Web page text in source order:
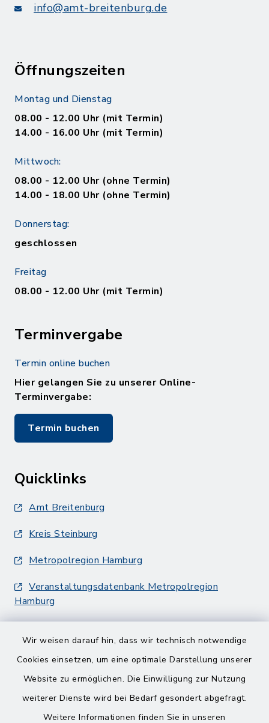
Wir weisen darauf hin, dass wir technisch notwendige
Cookies einsetzen, um eine optimale Darstellung unserer
Website zu ermöglichen. Die Einwilligung zur Nutzung
weiterer Dienste wird bei Bedarf gesondert abgefragt.
Weitere Informationen finden Sie in unseren
info@amt-breitenburg.de
Öffnungszeiten
Montag und Dienstag
08.00 - 12.00 Uhr (mit Termin)
14.00 - 16.00 Uhr (mit Termin)
Mittwoch:
08.00 - 12.00 Uhr (ohne Termin)
14.00 - 18.00 Uhr (ohne Termin)
Donnerstag:
geschlossen
Freitag
08.00 - 12.00 Uhr (mit Termin)
Terminvergabe
Termin online buchen
Hier gelangen Sie zu unserer Online-
Terminvergabe:
Termin buchen
Quicklinks
Amt Breitenburg
Kreis Steinburg
Metropolregion Hamburg
Veranstaltungsdatenbank Metropolregion
Hamburg